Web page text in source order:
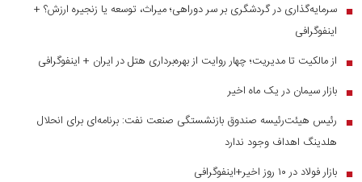
■ سرمایه‌گذاری در گردشگری بر سر دوراهی؛ میراث، توسعه یا زنجیره ارزش؟ +
اینفوگرافی
■ از مالکیت تا مدیریت؛ چهار روایت از بهره‌برداری هتل در ایران + اینفوگرافی
■ بازار سیمان در یک ماه اخیر
■
رئیس هیئت‌رئیسه صندوق بازنشستگی صنعت نفت: برنامه‌ای برای انحلال
هلدینگ اهداف وجود ندارد
■ بازار فولاد در ۱۰ روز اخیر+اینفوگرافی